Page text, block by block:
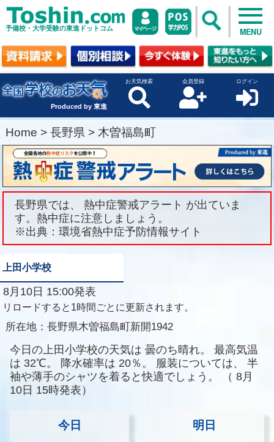
予備校・大学受験の東進ドットコム MENU
Produced by 東進
お天気検索 会員登録 ログイン
Home > 長野県 > 木曽福島町
長野県では、 熱中症警戒アラート が出ていま
す。熱中症に注意しましょう。
※出典：環境省熱中症予防情報サイト
上田小学校
8月10日 15:00発表
リロードすると1時間ごとに更新されます。
所在地： 長野県木曽福島町新開1942
今日の上田小学校の天気は 曇のち晴れ。
最高気温
は 32℃。 降水確率は 20％。 服装については、
半
袖や薄手のシャツを着ると快適でしょう。
（ 8月
10日 15時発表）
今日 明日